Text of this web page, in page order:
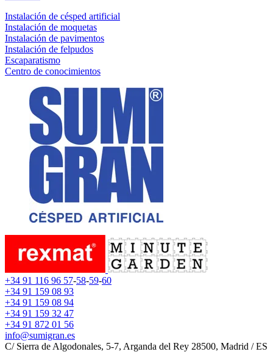
Instalación de césped artificial
Instalación de moquetas
Instalación de pavimentos
Instalación de felpudos
Escaparatismo
Centro de conocimientos
+34 91 116 96 57-58-59-60
+34 91 159 08 93
+34 91 159 08 94
+34 91 159 32 47
+34 91 872 01 56
info@sumigran.es
C/ Sierra de Algodonales, 5-7, Arganda del Rey 28500, Madrid / ES